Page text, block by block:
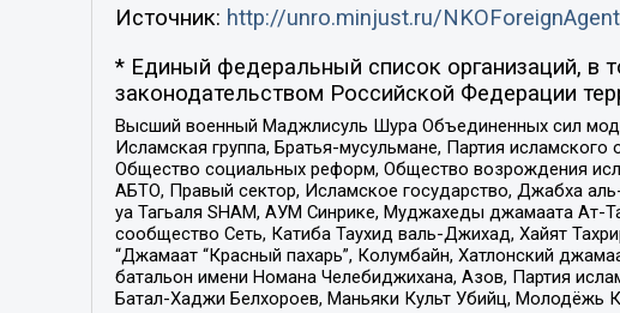
Источник: http://unro.minjust.ru/
* Единый федеральный список организаций, в
законодательством Российской Федерации
Высший военный Маджлисуль Шура Объединенных сил
Исламская группа, Братья-мусульмане, Партия
Общество социальных реформ, Общество возрождения
АБТО, Правый сектор, Исламское государство, Джабха
уа Тагьаля SHAM, АУМ Синрике, Муджахеды джамаата Ат-
сообщество Сеть, Катиба Таухид валь-Джихад, Хайят
“Джамаат “Красный пахарь”, Колумбайн, Хатлонский
батальон имени Номана Челебиджихана, Азов, Партия
Батал-Хаджи Белхороев, Маньяки Культ Убийц, Молодёжь